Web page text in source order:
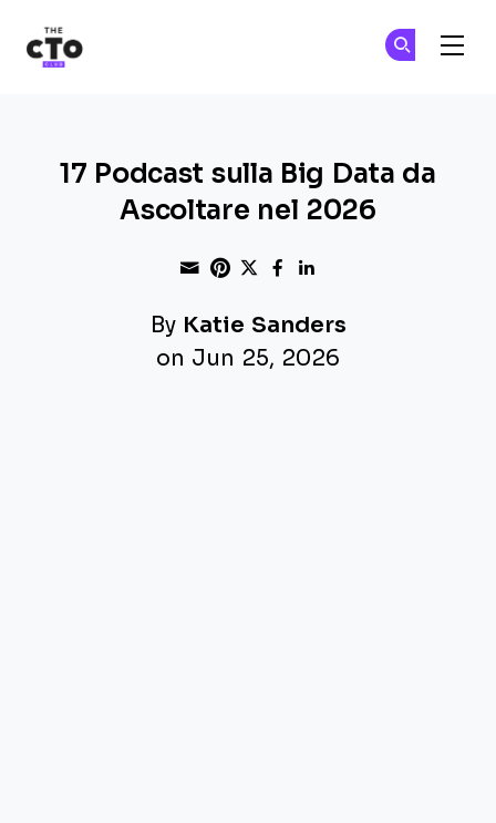
17 Podcast sulla Big Data da
Ascoltare nel 2026
Share through Email
Print this page
Share on Pinterest
Share on Twitter
Share on
By Katie Sanders
on Jun 25, 2026